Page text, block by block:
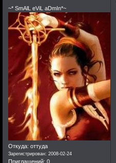
~* SmAlL eViL aDmIn*~
Откуда: оттуда
Зарегистрирован: 2008-02-24
Приглашений: 0